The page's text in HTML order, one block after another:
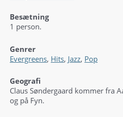
Besætning
1 person.
Genrer
Evergreens, Hits, Jazz, Pop
Geografi
Claus Søndergaard kommer fra
og på Fyn.